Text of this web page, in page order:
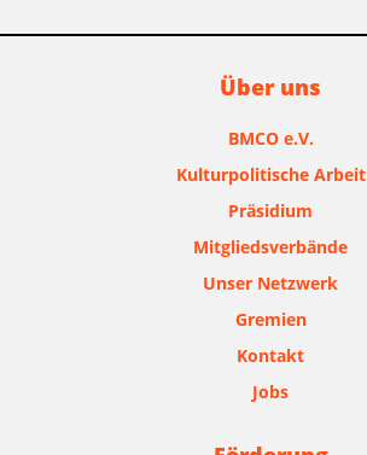
Über uns
BMCO e.V.
Kulturpolitische Arbeit
Präsidium
Mitgliedsverbände
Unser Netzwerk
Gremien
Kontakt
Jobs